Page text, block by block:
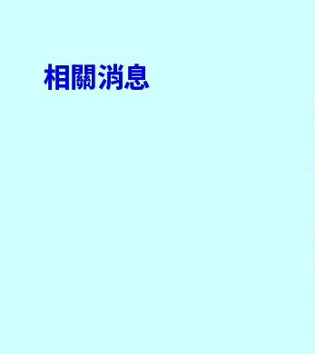
相關消息